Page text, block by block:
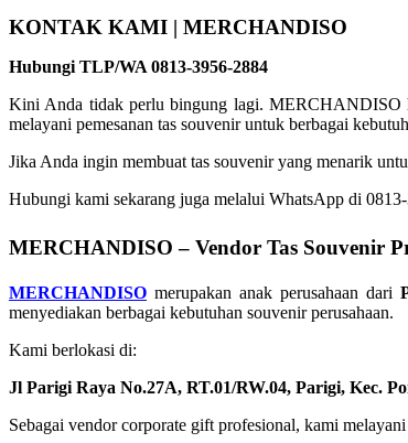
KONTAK KAMI | MERCHANDISO
Hubungi TLP/WA 0813-3956-2884
Kini Anda tidak perlu bingung lagi. MERCHANDISO
melayani pemesanan tas souvenir untuk berbagai
Jika Anda ingin membuat tas souvenir yang menarik
Hubungi kami sekarang juga melalui WhatsApp di
MERCHANDISO – Vendor Tas Souvenir
MERCHANDISO merupakan anak perusahaan dari
menyediakan berbagai kebutuhan souvenir perusahaan.
Kami berlokasi di:
Jl Parigi Raya No.27A, RT.01/RW.04, Parigi, Kec.
Sebagai vendor corporate gift profesional, kami